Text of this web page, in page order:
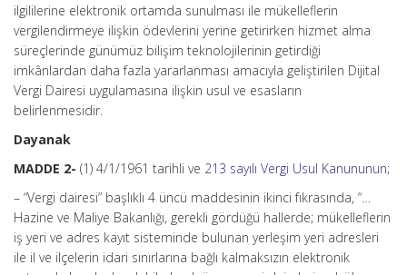
ilgililerine elektronik ortamda sunulması ile mükelleflerin
vergilendirmeye ilişkin ödevlerini yerine getirirken hizmet alma
süreçlerinde günümüz bilişim teknolojilerinin getirdiği
imkânlardan daha fazla yararlanması amacıyla geliştirilen Dijital
Vergi Dairesi uygulamasına ilişkin usul ve esasların
belirlenmesidir.
Dayanak
MADDE 2- (1) 4/1/1961 tarihli ve 213 sayılı Vergi Usul Kanununun;
– “Vergi dairesi” başlıklı 4 üncü maddesinin ikinci fıkrasında, “…
Hazine ve Maliye Bakanlığı, gerekli gördüğü hallerde; mükelleflerin
iş yeri ve adres kayıt sisteminde bulunan yerleşim yeri adresleri
ile il ve ilçelerin idari sınırlarına bağlı kalmaksızın elektronik